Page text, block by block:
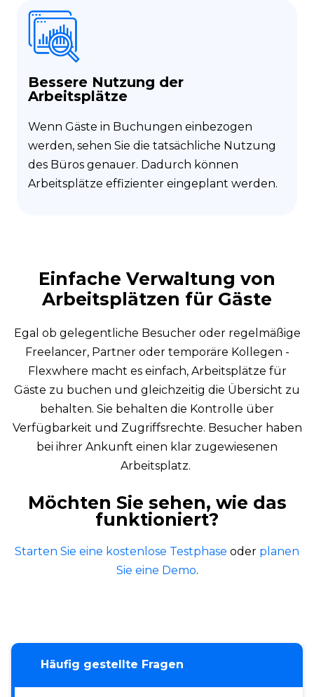
Bessere Nutzung der
Arbeitsplätze
Wenn Gäste in Buchungen einbezogen
werden, sehen Sie die tatsächliche Nutzung
des Büros genauer. Dadurch können
Arbeitsplätze effizienter eingeplant werden.
Einfache Verwaltung von
Arbeitsplätzen für Gäste
Egal ob gelegentliche Besucher oder regelmäßige
Freelancer, Partner oder temporäre Kollegen -
Flexwhere macht es einfach, Arbeitsplätze für
Gäste zu buchen und gleichzeitig die Übersicht zu
behalten. Sie behalten die Kontrolle über
Verfügbarkeit und Zugriffsrechte. Besucher haben
bei ihrer Ankunft einen klar zugewiesenen
Arbeitsplatz.
Möchten Sie sehen, wie das
funktioniert?
Starten Sie eine kostenlose Testphase oder planen
Sie eine Demo.
Häufig gestellte Fragen